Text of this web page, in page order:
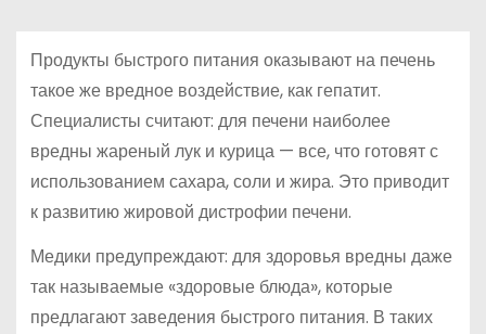
Продукты быстрого питания оказывают на печень
такое же вредное воздействие, как гепатит.
Специалисты считают: для печени наиболее
вредны жареный лук и курица — все, что готовят с
использованием сахара, соли и жира. Это приводит
к развитию жировой дистрофии печени.
Медики предупреждают: для здоровья вредны даже
так называемые «здоровые блюда», которые
предлагают заведения быстрого питания. В таких